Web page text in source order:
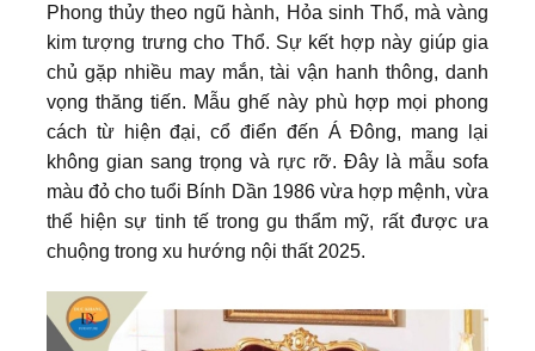
Phong thủy theo ngũ hành, Hỏa sinh Thổ, mà vàng
kim tượng trưng cho Thổ. Sự kết hợp này giúp gia
chủ gặp nhiều may mắn, tài vận hanh thông, danh
vọng thăng tiến. Mẫu ghế này phù hợp mọi phong
cách từ hiện đại, cổ điển đến Á Đông, mang lại
không gian sang trọng và rực rỡ. Đây là mẫu sofa
màu đỏ cho tuổi Bính Dần 1986 vừa hợp mệnh, vừa
thể hiện sự tinh tế trong gu thẩm mỹ, rất được ưa
chuộng trong xu hướng nội thất 2025.